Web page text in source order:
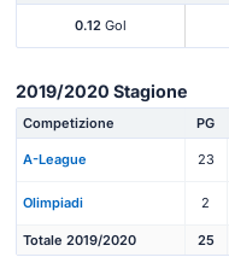
0.12Gol
2019/2020 Stagione
Competizione PG
A-League 23
Olimpiadi 2
Totale 2019/2020 25